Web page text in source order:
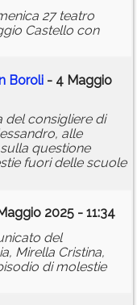
27 teatro
Castello con
Boroli - 4 Maggio
del consigliere di
alle
questione
fuori delle scuole
2025 - 11:34
del
Mirella Cristina,
di molestie